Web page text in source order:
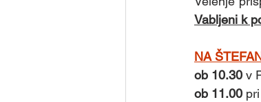
Vabljeni k
NA
ob 10.30 v
ob 11.00